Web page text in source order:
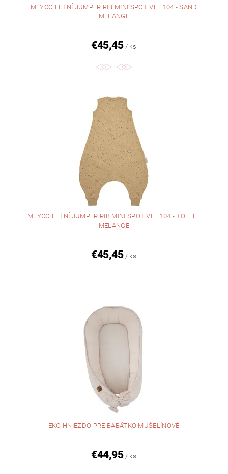
MEYCO LETNÍ JUMPER RIB MINI SPOT VEL.104 - SAND
MELANGE
€45,45 / ks
MEYCO LETNÍ JUMPER RIB MINI SPOT VEL.104 - TOFFEE
MELANGE
€45,45 / ks
EKO HNIEZDO PRE BÁBÄTKO MUŠELÍNOVÉ
€44,95 / ks